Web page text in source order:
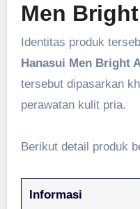
Men
Identitas produk
Hanasui Men Bright
tersebut dipasarkan
perawatan kulit pria.
Berikut detail produk
Informasi